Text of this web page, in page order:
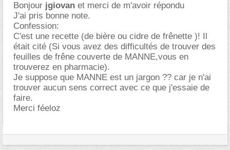
Bonjour jgiovan et merci de m'avoir répondu
J'ai pris bonne note.
Confession:
C'est une recette (de bière ou cidre de frênette )! Il
était cité (Si vous avez des difficultés de trouver des
feuilles de frêne couverte de MANNE,vous en
trouverez en pharmacie).
Je suppose que MANNE est un jargon ?? car je n'ai
trouver aucun sens correct avec ce que j'essaie de
faire.
Merci féeloz